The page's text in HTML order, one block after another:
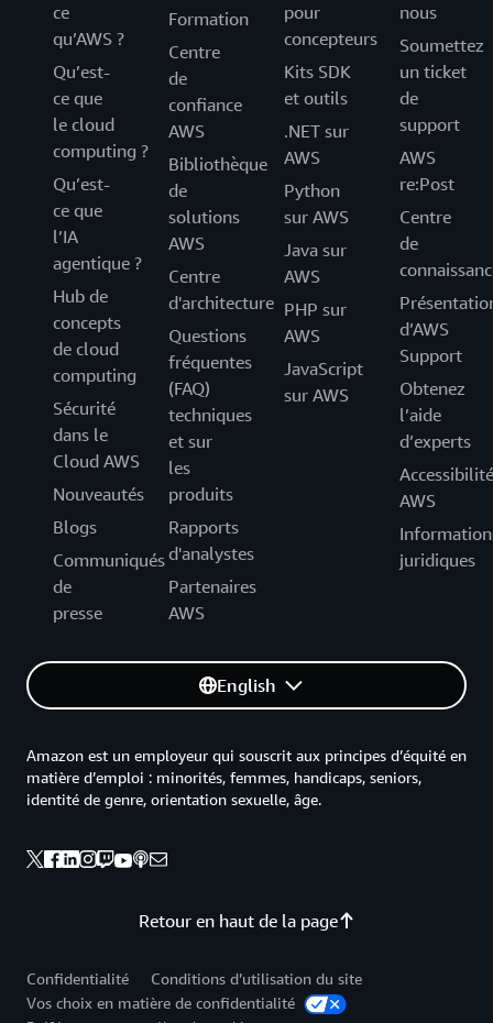
ce
qu’AWS ?
Qu’est-
ce que
le cloud
computing ?
Qu’est-
ce que
l’IA
agentique ?
Hub de
concepts
de cloud
computing
Sécurité
dans le
Cloud AWS
Nouveautés
Blogs
Communiqués
de
presse
Formation
Centre
de
confiance
AWS
Bibliothèque
de
solutions
AWS
Centre
d'architecture
Questions
fréquentes
(FAQ)
techniques
et sur
les
produits
Rapports
d'analystes
Partenaires
AWS
pour
concepteurs
Kits SDK
et outils
.NET sur
AWS
Python
sur AWS
Java sur
AWS
PHP sur
AWS
JavaScript
sur AWS
nous
Soumettez
un ticket
de
support
AWS
re:Post
Centre
de
d’AWS
Support
Obtenez
l’aide
d’experts
Accessibilité
AWS
juridiques
English
Retour en haut de la page
Amazon est un employeur qui souscrit aux principes d’équité en
matière d’emploi : minorités, femmes, handicaps, seniors,
identité de genre, orientation sexuelle, âge.
Confidentialité
Conditions d’utilisation du site
Vos choix en matière de confidentialité